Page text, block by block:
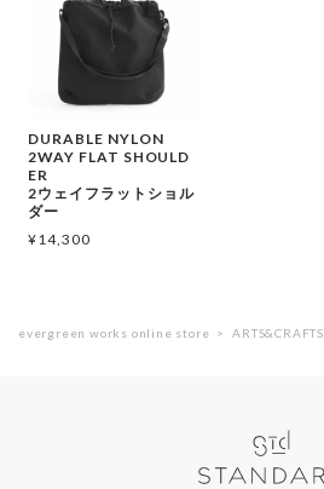
DURABLE NYLON
2WAY FLAT SHOULD
ER
2ウェイフラットショル
ダー
¥14,300
evergreen works online store ARTS&CRAFTS